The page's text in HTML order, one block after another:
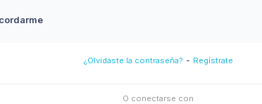
¿Olvidaste la contraseña? - Regístrate
O conectarse con